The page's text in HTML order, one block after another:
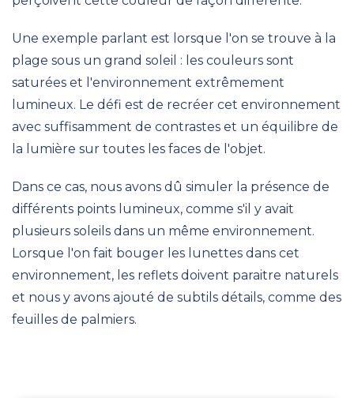
Une exemple parlant est lorsque l'on se trouve à la
plage sous un grand soleil : les couleurs sont
saturées et l'environnement extrêmement
lumineux. Le défi est de recréer cet environnement
avec suffisamment de contrastes et un équilibre de
la lumière sur toutes les faces de l'objet.
Dans ce cas, nous avons dû simuler la présence de
différents points lumineux, comme s'il y avait
plusieurs soleils dans un même environnement.
Lorsque l'on fait bouger les lunettes dans cet
environnement, les reflets doivent paraitre naturels
et nous y avons ajouté de subtils détails, comme des
feuilles de palmiers.